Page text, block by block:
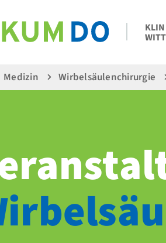
Medizin Wirbelsäulenchirurgie